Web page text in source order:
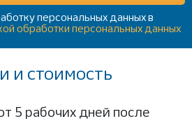
персональных данных в
обработки персональных данных
и стоимость
5 рабочих дней после